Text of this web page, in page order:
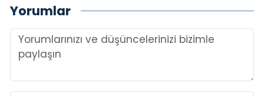
Yorumlar